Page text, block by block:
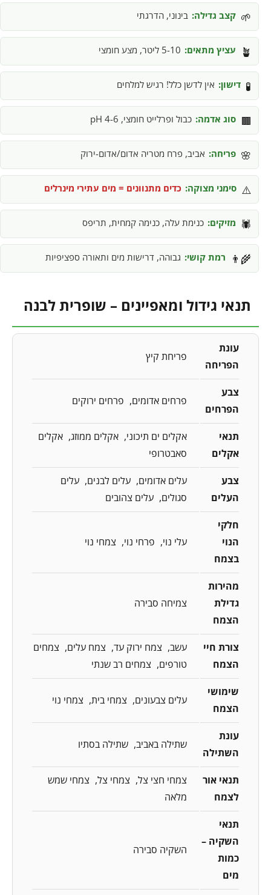
🌱 קצב גדילה: בינוני, הדרגתי
🪴 עציץ מתאים: 5-10 ליטר, מצע חומצי
🧪 דישון: אין לדשן כלל! רגיש למלחים
🟫 סוג אדמה: כבול ופרלייט חומצי, pH 4-6
🌸 פריחה: אביב, פרח מטריה אדום/אדום-ירוק
⚠️ סימני מצוקה: כדים מתנוונים = מים עתירי מינרלים
🕷️ מזיקים: כנימת עלה, כנימה קמחית, תריפס
👨‍🌾 רמת קושי: גבוהה, דרישות מים ותאורה ספציפיות
תנאי גידול ומאפיינים – שופרית לבנה
עונת
הפריחה
פריחת קיץ
צבע
הפרחים
פרחים אדומים פרחים ירוקים
תנאי
אקלים
אקלים ים תיכוני אקלים ממוזג אקלים
סאבטרופי
צבע
העלים
עלים אדומים עלים לבנים
עלים
סגולים
עלים צהובים
חלקי
הנוי
בצמח
עלי נוי פרחי נוי צמחי נוי
מהירות
גדילת
הצמח
צמיחה סבירה
צורת חיי
הצמח
עשב צמח ירוק עד צמח עלים
צמחים
טורפים
צמחים רב שנתי
שימושי
הצמח
עלים צבעונים צמחי בית צמחי נוי
עונת
השתילה
שתילה באביב שתילה בסתיו
תנאי אור
לצמח
צמחי חצי צל צמחי צל
צמחי שמש
מלאה
תנאי
השקיה –
כמות
מים
השקיה סבירה